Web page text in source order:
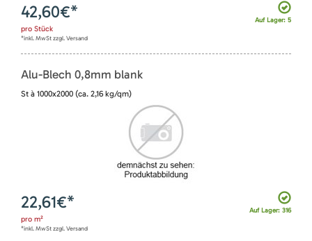
Auf Lager: 5
42,60€*
pro Stück
*inkl. MwSt zzgl. Versand
Alu-Blech 0,8mm blank
St à 1000x2000 (ca. 2,16 kg/qm)
Auf Lager: 316
22,61€*
pro m²
*inkl. MwSt zzgl. Versand